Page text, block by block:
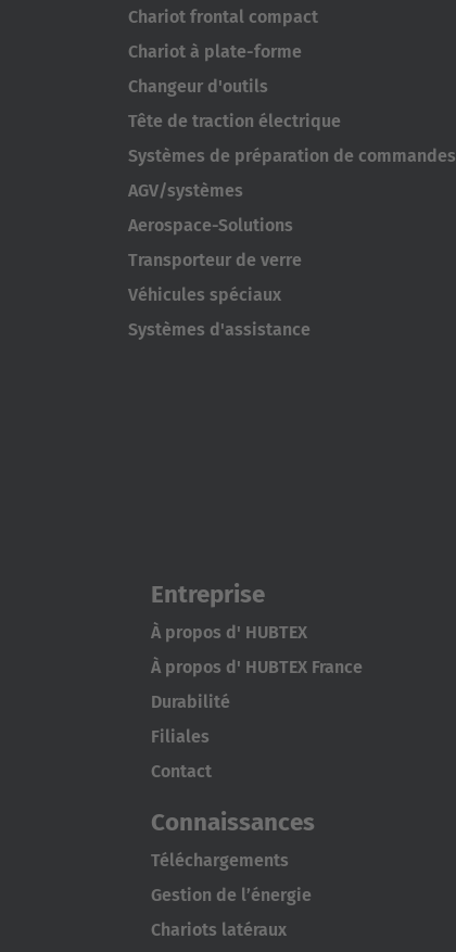
Chariot frontal compact
Chariot à plate-forme
Changeur d'outils
Tête de traction électrique
Systèmes de préparation de commandes
AGV/systèmes
Aerospace-Solutions
Transporteur de verre
Véhicules spéciaux
Systèmes d'assistance
Entreprise
À propos d' HUBTEX
À propos d' HUBTEX France
Durabilité
Filiales
Contact
Connaissances
Téléchargements
Gestion de l’énergie
Chariots latéraux